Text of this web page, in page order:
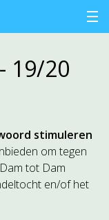
19/20
stimuleren
om tegen
tot Dam
en/of het